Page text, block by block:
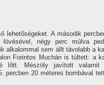
lehetőségeket. A második
négy perc múlva
alkalommal sem állt távolabb a
Forintos Muchán is túltett: a
lőtt. Mészöly javí­tott valamit
percben 20 méteres bombával